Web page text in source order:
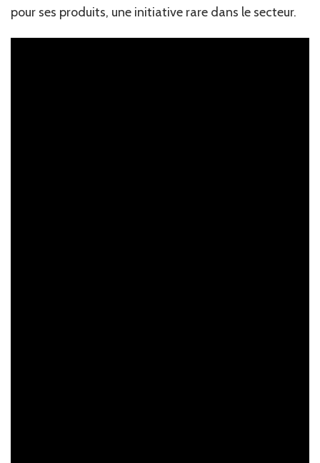
pour ses produits, une initiative rare dans le secteur.